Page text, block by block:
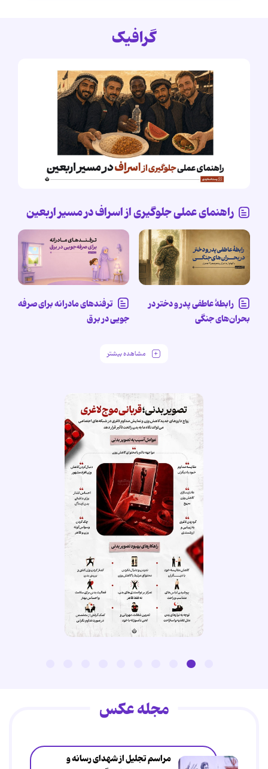
گرافیک
راهنمای عملی جلوگیری از اسراف در مسیر اربعین
رابطۀ عاطفی پدر و دختر در
بحران‌های جنگی
ترفندهای مادرانه برای صرفه
جویی در برق
مشاهده بیشتر
مجله عکس
مراسم تجلیل از شهدای رسانه و